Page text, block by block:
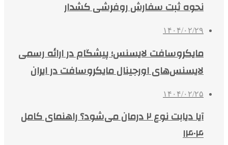
نحوه ثبت سفارش روفرشی کشدار
۱۴۰۴/۰۲/۲۹
مایکروسافت لایسنس؛ پیشگام در ارائه رسمی
لایسنس‌های اورجینال مایکروسافت در ایران
۱۴۰۴/۰۲/۲۵
آیا دیابت نوع ۲ درمان می‌شود؟ راهنمای کامل
۱۴۰۴